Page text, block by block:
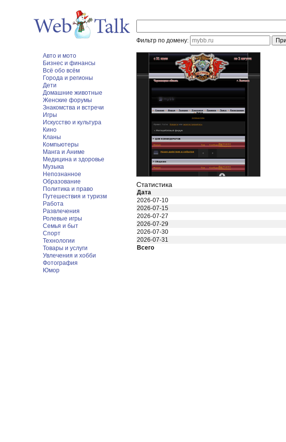
Фильтр по домену:
Авто и мото
Бизнес и финансы
Всё обо всём
Города и регионы
Дети
Домашние животные
Женские форумы
Знакомства и встречи
Игры
Искусство и культура
Кино
Кланы
Компьютеры
Манга и Аниме
Медицина и здоровье
Музыка
Непознанное
Образование
Политика и право
Путешествия и туризм
Работа
Развлечения
Ролевые игры
Семья и быт
Спорт
Технологии
Товары и услуги
Увлечения и хобби
Фотография
Юмор
Статистика
Дата
2026-07-10
2026-07-15
2026-07-27
2026-07-29
2026-07-30
2026-07-31
Всего